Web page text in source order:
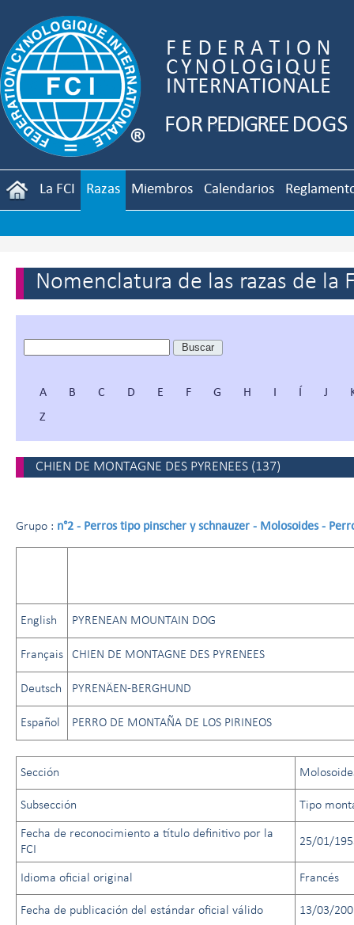
La FCI Razas Miembros Calendarios
Nomenclatura de las razas de la
A B C D E F G H I Í J
Z
CHIEN DE MONTAGNE DES PYRENEES (137)
Grupo : n°2 - Perros tipo pinscher y schnauzer - Molosoides -
English PYRENEAN MOUNTAIN DOG
Français CHIEN DE MONTAGNE DES PYRENEES
Deutsch PYRENÄEN-BERGHUND
Español PERRO DE MONTAÑA DE LOS PIRINEOS
Sección
Subsección Tipo
Fecha de reconocimiento a título definitivo por la
FCI
25/01/
Idioma oficial original Francés
Fecha de publicación del estándar oficial válido 13/03/